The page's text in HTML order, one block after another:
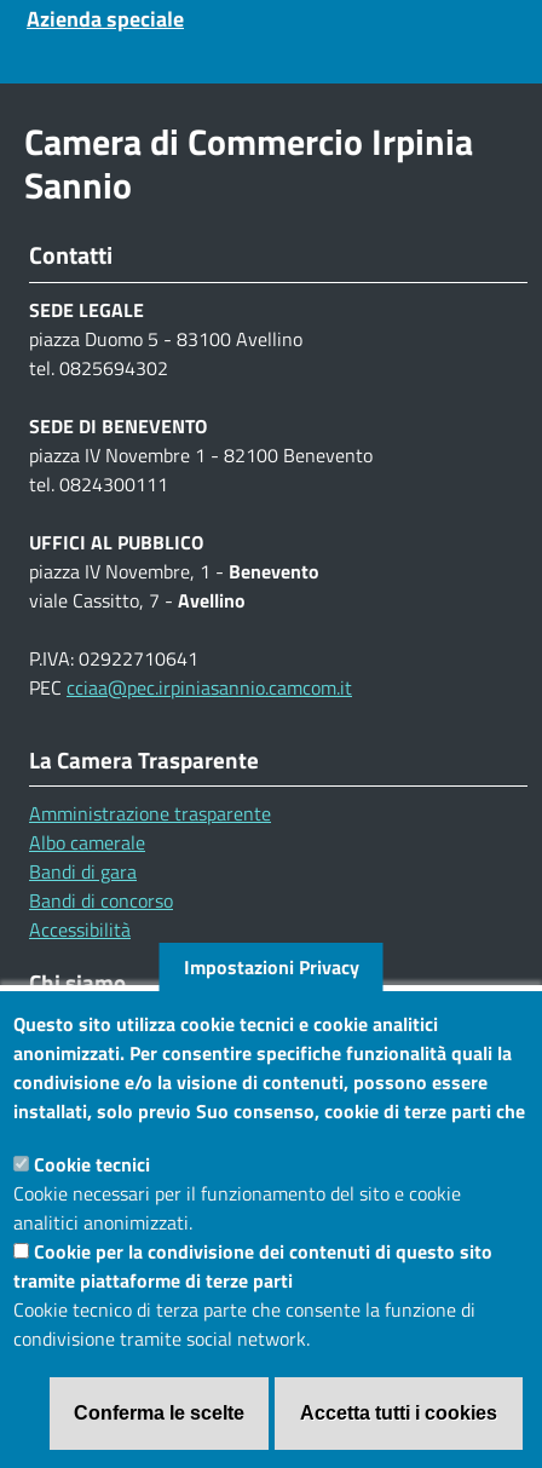
Azienda speciale
Camera di Commercio Irpinia
Sannio
Contatti
SEDE LEGALE
piazza Duomo 5 - 83100 Avellino
tel. 0825694302
SEDE DI BENEVENTO
piazza IV Novembre 1 - 82100 Benevento
tel. 0824300111
UFFICI AL PUBBLICO
piazza IV Novembre, 1 - Benevento
viale Cassitto, 7 - Avellino
P.IVA: 02922710641
PEC cciaa@pec.irpiniasannio.camcom.it
La Camera Trasparente
Amministrazione trasparente
Albo camerale
Bandi di gara
Bandi di concorso
Accessibilità
Chi siamo
Mission
Statuto e carta dei servizi
Social
Sito web
Accesso riservato
Mappa del sito
Impostazioni Privacy
Questo sito utilizza cookie tecnici e cookie analitici
anonimizzati. Per consentire specifiche funzionalità quali la
condivisione e/o la visione di contenuti, possono essere
installati, solo previo Suo consenso, cookie di terze parti che
questo banner, può accettare tutti i cookies, selezionare le
categorie di cookie di cui consente l’utilizzo e/o modificare le
Sue preferenze. Per vedere la Cookie Policy completa, clicchi
Maggiori informazioni
Cookie tecnici
Cookie necessari per il funzionamento del sito e cookie
analitici anonimizzati.
Cookie per la condivisione dei contenuti di questo sito
tramite piattaforme di terze parti
Cookie tecnico di terza parte che consente la funzione di
condivisione tramite social network.
Conferma le scelte Accetta tutti i cookies